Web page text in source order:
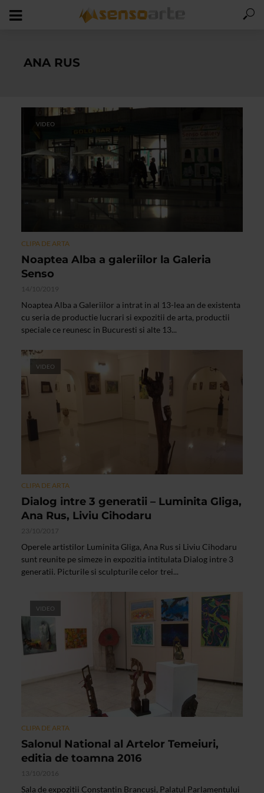
ANA RUS
VIDEO
CLIPA DE ARTA
Noaptea Alba a galeriilor la Galeria
Senso
14/10/2019
Noaptea Alba a Galeriilor a intrat in al 13-lea an de existenta
cu seria de productie lucrari si expozitii de arta, productii
speciale ce reunesc in Bucuresti si alte 13...
VIDEO
CLIPA DE ARTA
Dialog intre 3 generatii – Luminita Gliga,
Ana Rus, Liviu Cihodaru
23/10/2017
Operele artistilor Luminita Gliga, Ana Rus si Liviu Cihodaru
sunt reunite pe simeze in expozitia intitulata Dialog intre 3
generatii. Picturile si sculpturile celor trei...
VIDEO
CLIPA DE ARTA
Salonul National al Artelor Temeiuri,
editia de toamna 2016
13/10/2016
Sala de expozitii Constantin Brancusi, Palatul Parlamentului